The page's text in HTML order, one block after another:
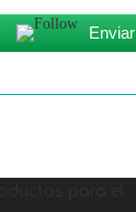
Enviar